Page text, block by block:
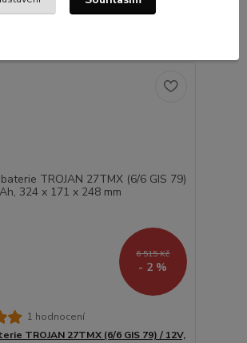
DPH
6 515 Kč
- 2 %
1 hodnocení
TROJAN 27TMX (6/6 GIS 79) / 12V,